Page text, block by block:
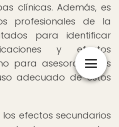
clínicas. Además, es
profesionales de la
para identificar
y efectos
para asesorar a los
adecuado de estos
efectos secundarios